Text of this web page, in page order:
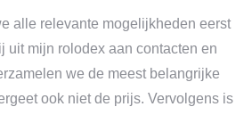
alle relevante mogelijkheden eerst
uit mijn rolodex aan contacten en
we de meest belangrijke
ook niet de prijs. Vervolgens is